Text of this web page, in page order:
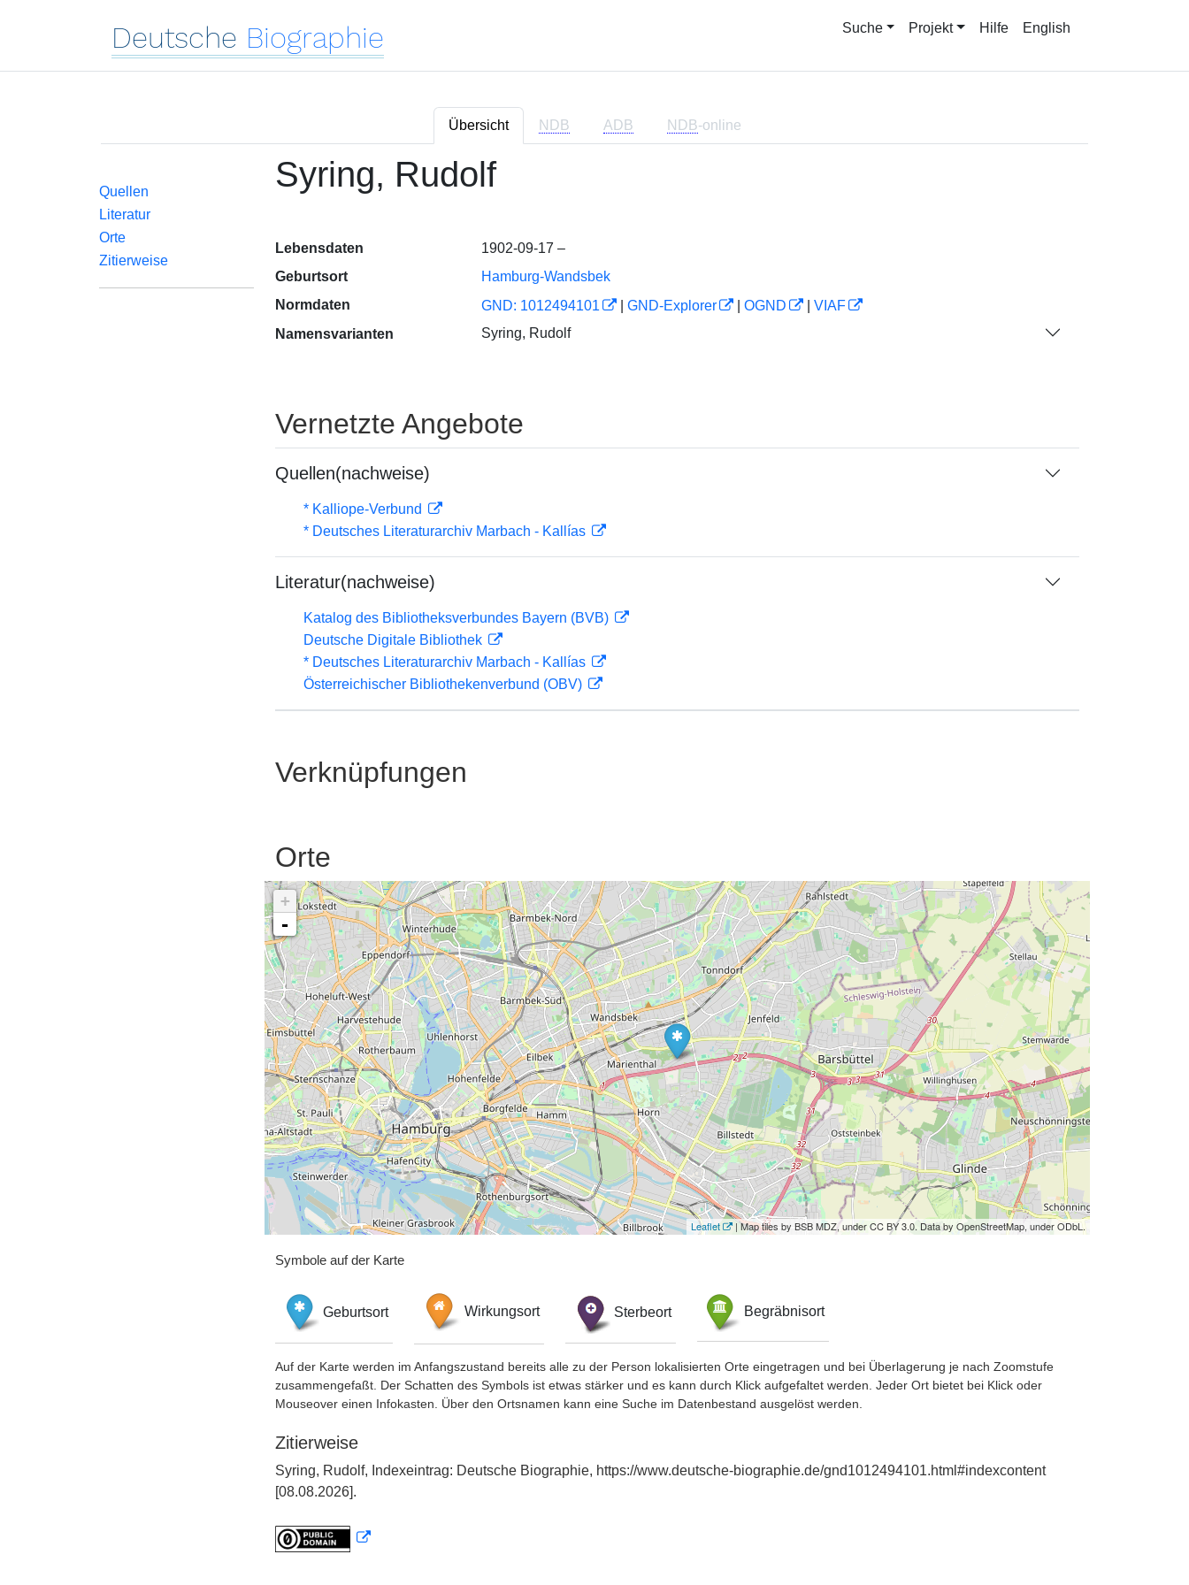
Deutsche Biographie Suche Projekt Hilfe English
Übersicht NDB ADB NDB-online
Quellen
Literatur
Orte
Zitierweise
Syring, Rudolf
Lebensdaten
1902-09-17 –
Geburtsort
Hamburg-Wandsbek
Normdaten
GND: 1012494101 GND-Explorer OGND
VIAF
Namensvarianten
Syring, Rudolf
Vernetzte Angebote
Quellen(nachweise)
* Kalliope-Verbund
* Deutsches Literaturarchiv Marbach - Kallías
Literatur(nachweise)
Katalog des Bibliotheksverbundes Bayern (BVB)
Deutsche Digitale Bibliothek
* Deutsches Literaturarchiv Marbach - Kallías
Österreichischer Bibliothekenverbund (OBV)
Verknüpfungen
Orte
+
-
Leaflet | Map tiles by BSB MDZ, under CC BY 3.0. Data by OpenStreetMap, under ODbL.
Symbole auf der Karte
Geburtsort Wirkungsort Sterbeort Begräbnisort
Auf der Karte werden im Anfangszustand bereits alle zu der Person lokalisierten Orte eingetragen und bei Überlagerung je nach Zoomstufe
zusammengefaßt. Der Schatten des Symbols ist etwas stärker und es kann durch Klick aufgefaltet werden. Jeder Ort bietet bei Klick oder
Mouseover einen Infokasten. Über den Ortsnamen kann eine Suche im Datenbestand ausgelöst werden.
Zitierweise
Syring, Rudolf, Indexeintrag: Deutsche Biographie, https://www.deutsche-biographie.de/gnd1012494101.html#indexcontent
[08.08.2026].